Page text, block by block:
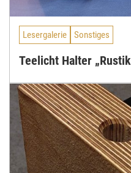
Lesergalerie Sonstiges
Teelicht Halter